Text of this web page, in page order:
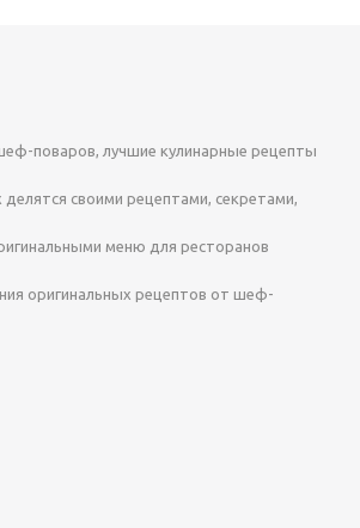
поваров, лучшие кулинарные рецепты
своими рецептами, секретами,
меню для ресторанов
оригинальных рецептов от шеф-